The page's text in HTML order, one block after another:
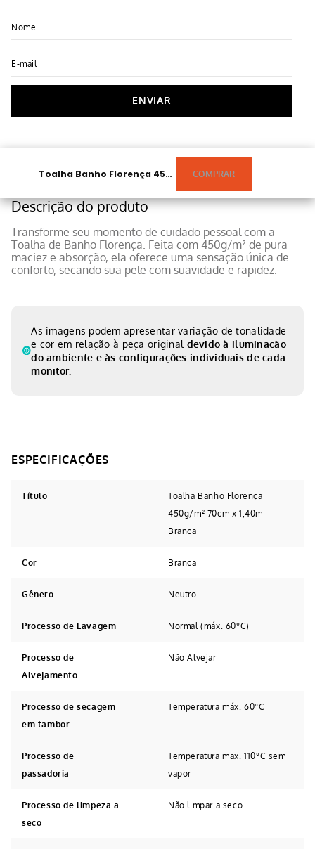
ENVIAR
Toalha Banho Florença 450g/m² 70cm X 1,40m Branca
Descrição do produto
Transforme seu momento de cuidado pessoal com a
Toalha de Banho Florença. Feita com 450g/m² de pura
maciez e absorção, ela oferece uma sensação única de
conforto, secando sua pele com suavidade e rapidez.
As imagens podem apresentar variação de tonalidade
e cor em relação à peça original devido à iluminação
do ambiente e às configurações individuais de cada
monitor.
Título
Toalha Banho Florença
450g/m² 70cm x 1,40m
Branca
Cor Branca
Gênero Neutro
Processo de Lavagem Normal (máx. 60°C)
Processo de
Alvejamento
Não Alvejar
Processo de secagem
em tambor
Temperatura máx. 60°C
Processo de
passadoria
Temperatura max. 110°C sem
vapor
Processo de limpeza a
seco
Não limpar a seco